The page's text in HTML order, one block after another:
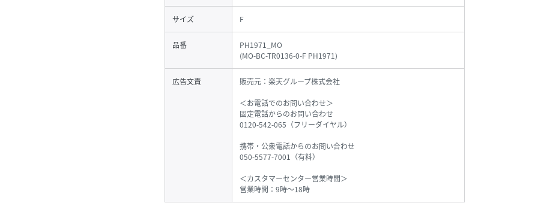
サイズ F
品番
PH1971_MO
(MO-BC-TR0136-0-F PH1971)
広告文責
販売元：楽天グループ株式会社
＜お電話でのお問い合わせ＞
固定電話からのお問い合わせ
0120-542-065（フリーダイヤル）
携帯・公衆電話からのお問い合わせ
050-5577-7001（有料）
＜カスタマーセンター営業時間＞
営業時間：9時～18時